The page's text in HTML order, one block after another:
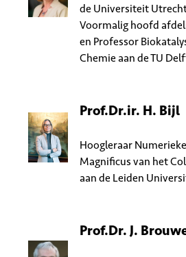
de Universiteit
Voormalig hoofd
en Professor
Chemie aan de TU
Prof.Dr.ir. H. Bijl
Hoogleraar
Magnificus van het
aan de Leiden
Prof.Dr. J.